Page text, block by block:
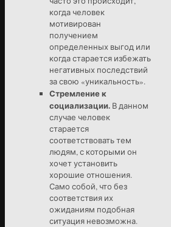
когда человек
мотивирован
получением
определенных выгод или
когда старается избежать
негативных последствий
за свою «уникальность».
Стремление к
социализации. В данном
случае человек
старается
соответствовать тем
людям, с которыми он
хочет установить
хорошие отношения.
Само собой, что без
соответствия их
ожиданиям подобная
ситуация невозможна.